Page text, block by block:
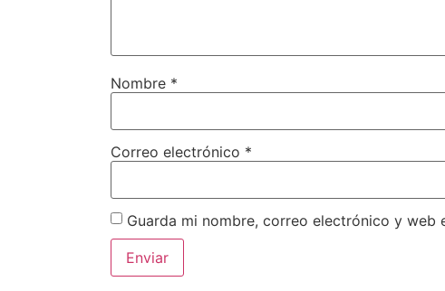
Nombre *
Correo electrónico *
Guarda mi nombre, correo electrónico y